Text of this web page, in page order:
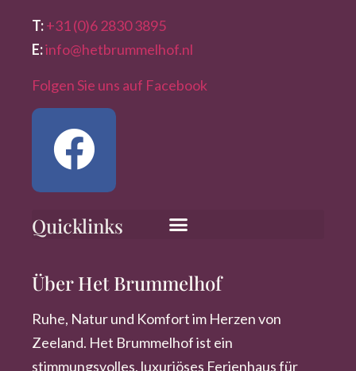
T:+31 (0)6 2830 3895
E:info@hetbrummelhof.nl
Folgen Sie uns auf Facebook
Quicklinks
Über Het Brummelhof
Ruhe, Natur und Komfort im Herzen von
Zeeland. Het Brummelhof ist ein
stimmungsvolles, luxuriöses Ferienhaus für